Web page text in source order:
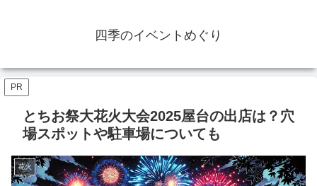
四季のイベントめぐり
PR
とちお祭大花火大会2025屋台の出店は？穴
場スポットや駐車場についても
花火